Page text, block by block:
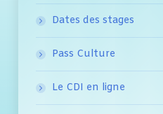
Dates des stages
Pass Culture
Le CDI en ligne